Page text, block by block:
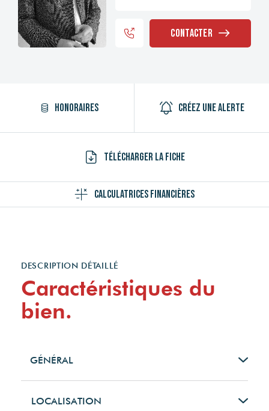
Contacter
Honoraires Créez une alerte
Télécharger la fiche
Calculatrices financières
DESCRIPTION DÉTAILLÉ
Caractéristiques du
bien.
GÉNÉRAL
Type de bien
LOCALISATION